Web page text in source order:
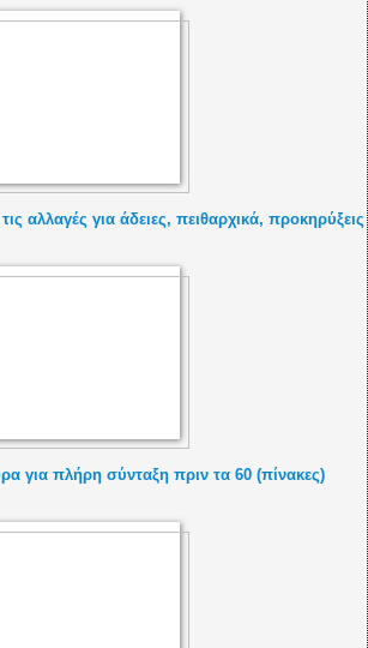
αλλαγές για άδειες, πειθαρχικά,
για πλήρη σύνταξη πριν τα 60 (πίνακες)